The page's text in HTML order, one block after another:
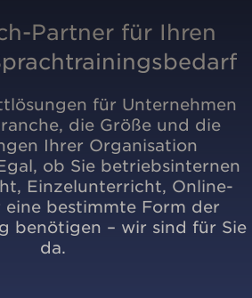
Partner für Ihren
für Unternehmen
die Größe und die
Ihrer Organisation
ob Sie betriebsinternen
Einzelunterricht, Online-
eine bestimmte Form der
benötigen – wir sind für Sie
da.